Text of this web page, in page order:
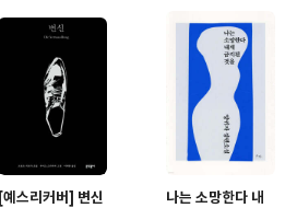
[예스리커버] 변신
나는 소망한다 내